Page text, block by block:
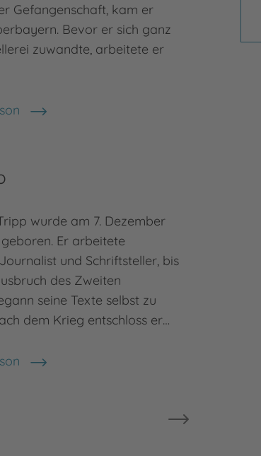
Gefangenschaft, kam er
Bevor er sich ganz
zuwandte, arbeitete er
wurde am 7. Dezember
geboren. Er arbeitete
und Schriftsteller, bis
des Zweiten
seine Texte selbst zu
dem Krieg entschloss er…